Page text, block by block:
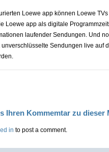
Loewe app können Loewe
Loewe app als digitale
laufender Sendungen. Und
Sendungen live auf
Ihren Kommemtar zu dieser
in to post a comment.